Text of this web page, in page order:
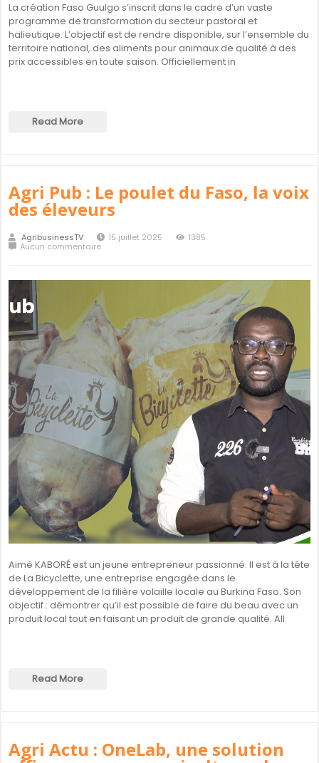
La création Faso Guulgo s’inscrit dans le cadre d’un vaste
programme de transformation du secteur pastoral et
halieutique. L’objectif est de rendre disponible, sur l’ensemble du
territoire national, des aliments pour animaux de qualité à des
prix accessibles en toute saison. Officiellement in
Read More
Agri Pub : Le poulet du Faso, la voix
des éleveurs
AgribusinessTV 15 juillet 2025
1385
Aucun commentaire
Aimé KABORÉ est un jeune entrepreneur passionné. Il est à la tête
de La Bicyclette, une entreprise engagée dans le
développement de la filière volaille locale au Burkina Faso. Son
objectif : démontrer qu’il est possible de faire du beau avec un
produit local tout en faisant un produit de grande qualité. All
Read More
Agri Actu : OneLab, une solution